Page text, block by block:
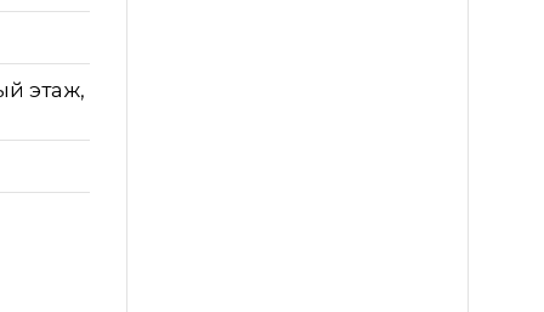
этаж,